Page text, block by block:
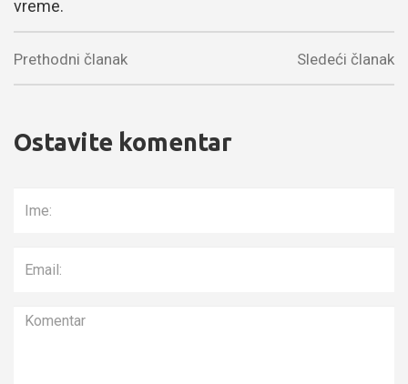
vreme.
Sledeći članak
Prethodni članak
Ostavite komentar